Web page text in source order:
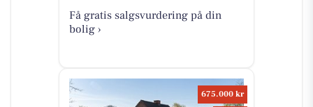
Få gratis salgsvurdering på din
bolig ›
675.000 kr